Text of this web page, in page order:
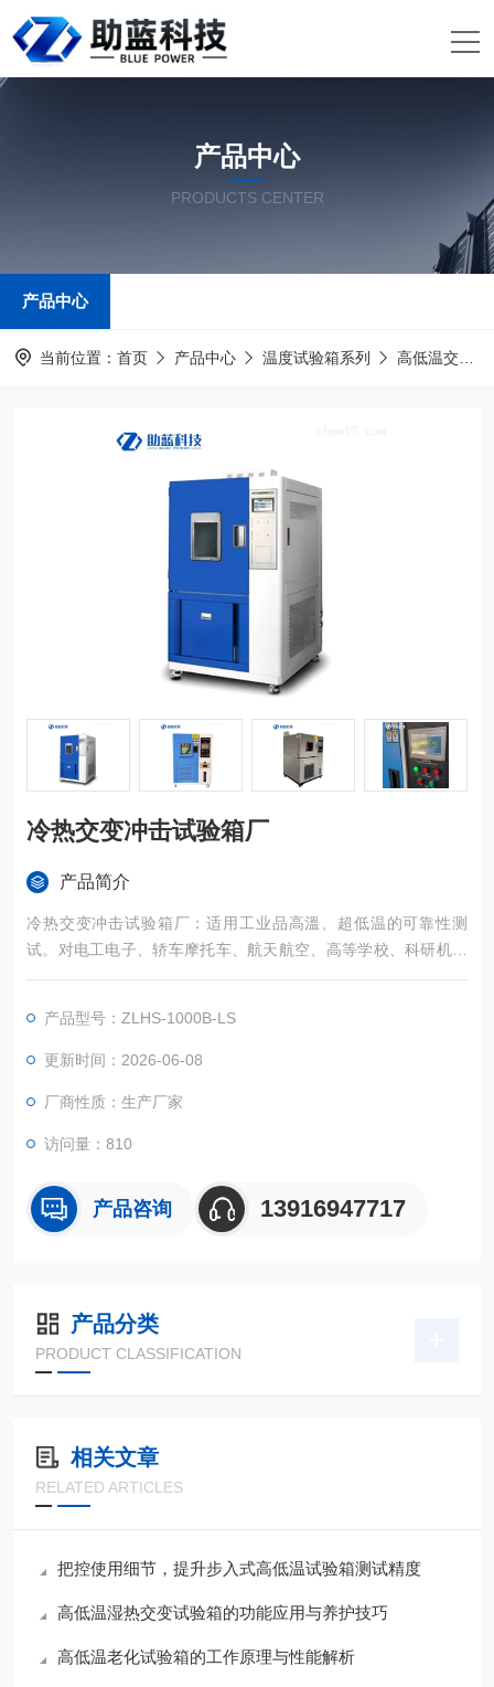
产品中心
PRODUCTS CENTER
产品中心
当前位置： 首页 产品中心 温度试验箱系列 高低温交变湿热试验箱
冷热交变冲击试验箱厂
产品简介
冷热交变冲击试验箱厂：适用工业品高溫、超低温的可靠性测
试。对电工电子、轿车摩托车、航天航空、高等学校、科研机构
等相关产品的零部件及原材料在高溫、超低温（交替变化）循环
产品型号：ZLHS-1000B-LS
更新时间：2026-06-08
厂商性质：生产厂家
访问量：810
产品咨询 13916947717
产品分类
PRODUCT CLASSIFICATION
相关文章
RELATED ARTICLES
把控使用细节，提升步入式高低温试验箱测试精度
高低温湿热交变试验箱的功能应用与养护技巧
高低温老化试验箱的工作原理与性能解析